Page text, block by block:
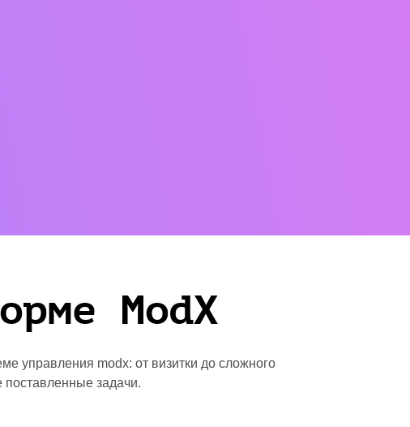
ModX
управления modx: от визитки до сложного
задачи.